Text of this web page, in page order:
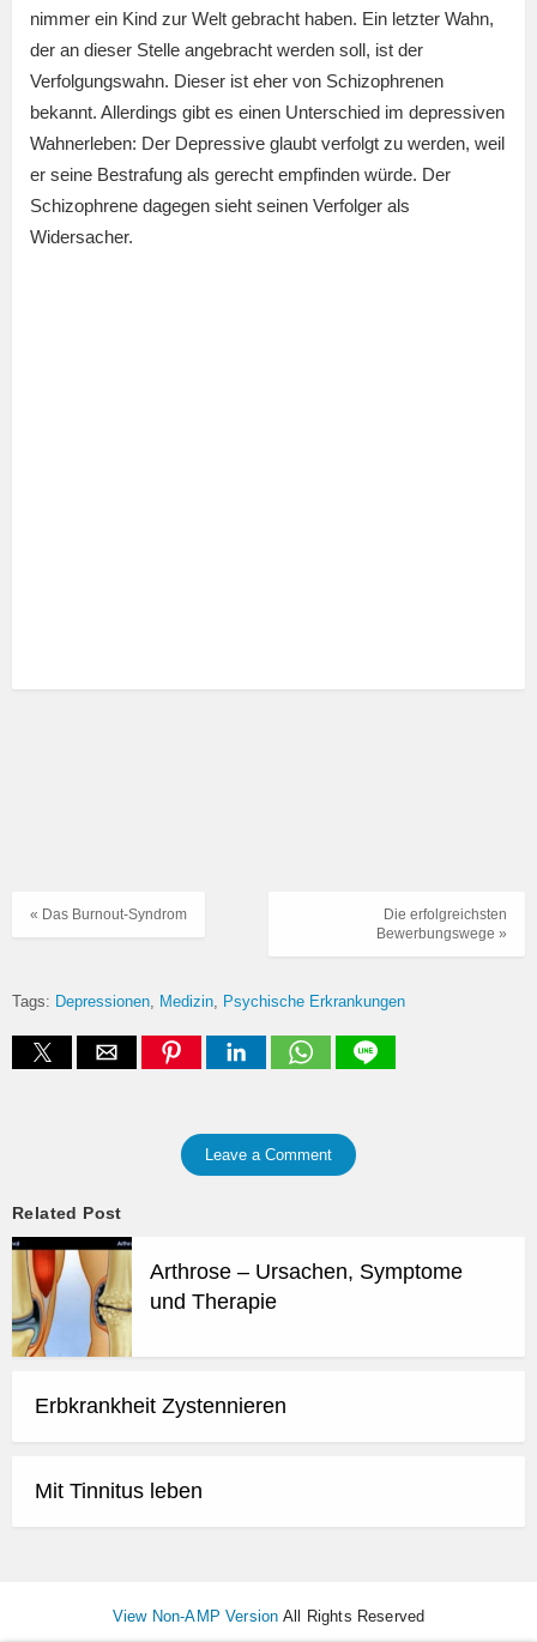
nimmer ein Kind zur Welt gebracht haben. Ein letzter Wahn,
der an dieser Stelle angebracht werden soll, ist der
Verfolgungswahn. Dieser ist eher von Schizophrenen
bekannt. Allerdings gibt es einen Unterschied im depressiven
Wahnerleben: Der Depressive glaubt verfolgt zu werden, weil
er seine Bestrafung als gerecht empfinden würde. Der
Schizophrene dagegen sieht seinen Verfolger als
Widersacher.
Die erfolgreichsten
Bewerbungswege »
« Das Burnout-Syndrom
Tags: Depressionen Medizin Psychische Erkrankungen
Leave a Comment
Related Post
Arthrose – Ursachen, Symptome
und Therapie
Erbkrankheit Zystennieren
Mit Tinnitus leben
View Non-AMP Version All Rights Reserved